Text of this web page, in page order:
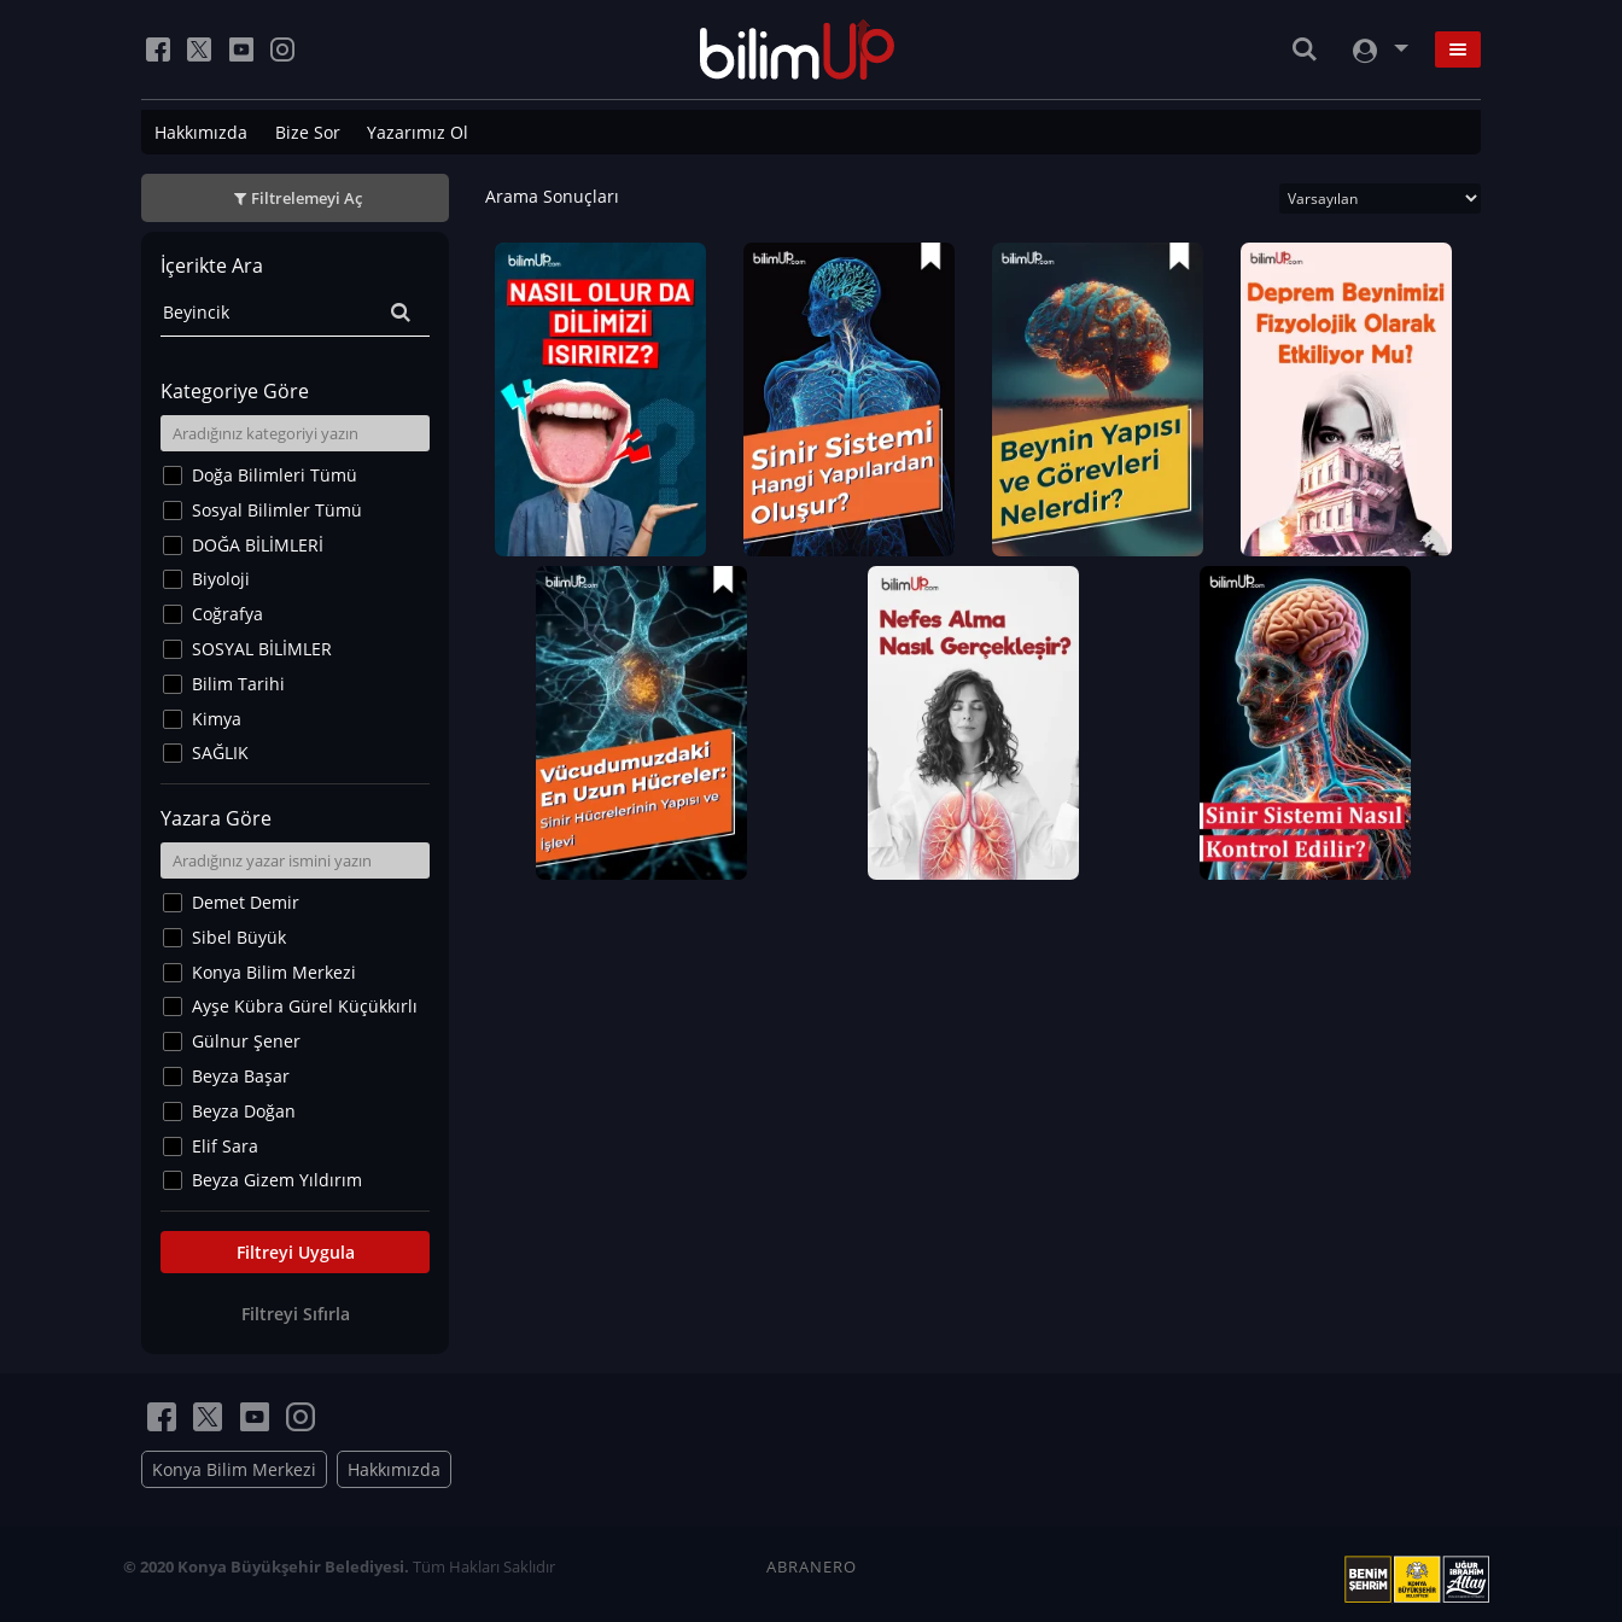
Hakkımızda Bize Sor Yazarımız Ol
Filtrelemeyi Aç
İçerikte Ara
Kategoriye Göre
Doğa Bilimleri Tümü
Sosyal Bilimler Tümü
DOĞA BİLİMLERİ
Biyoloji
Coğrafya
SOSYAL BİLİMLER
Bilim Tarihi
Kimya
SAĞLIK
Sanat Tarihi
Fizik
Yer Bilimleri
Astronomi ve Uzay
Noroloji
Matematik
Teknoloji
İklim Değişikliği
Arkeoloji
Kültür&Sanat
Yaşam Tavsiyeleri
Merakoloji
Eğitim Bilimleri
Yazara Göre
Demet Demir
Sibel Büyük
Konya Bilim Merkezi
Ayşe Kübra Gürel Küçükkırlı
Gülnur Şener
Beyza Başar
Beyza Doğan
Elif Sara
Beyza Gizem Yıldırım
İlknur İyigökler
Büşra Elif Kıvrak
Can TORUN
Elif Sara
Ayşe Edanur Başer
Gözde Düriye Alkan
Ceren Eda Erol
Filtreyi Uygula
Filtreyi Sıfırla
Arama Sonuçları
Konya Bilim Merkezi Hakkımızda
© 2020 Konya Büyükşehir Belediyesi. Tüm Hakları Saklıdır ABRANERO